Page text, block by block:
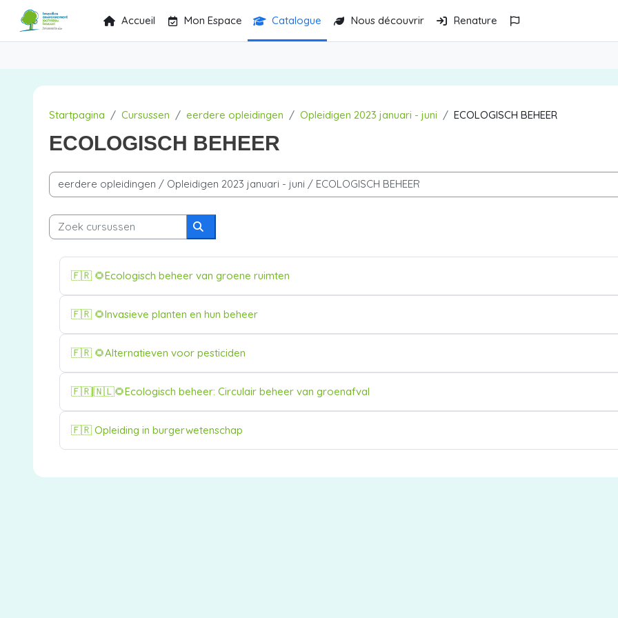
Ga naar hoofdinhoud
Accueil
Mon Espace Catalogue Nous découvrir Renature
Startpagina Cursussen eerdere opleidingen Opleidigen 2023 januari - juni ECOLOGISCH BEHEER
ECOLOGISCH BEHEER
Cursuscategorieën
Zoek cursussen
Zoek cursussen
Cursusnaam
🇫🇷 🌻Ecologisch beheer van groene ruimten
Cursusnaam
🇫🇷 🌻Invasieve planten en hun beheer
Cursusnaam
🇫🇷 🌻Alternatieven voor pesticiden
Cursusnaam
🇫🇷|🇳🇱🌻Ecologisch beheer: Circulair beheer van groenafval
Cursusnaam
🇫🇷 Opleiding in burgerwetenschap